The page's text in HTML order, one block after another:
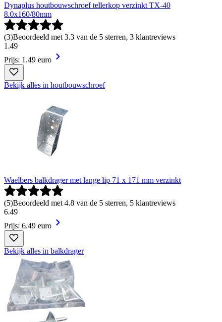
Dynaplus houtbouwschroef tellerkop verzinkt TX-40
8.0x160/80mm
(3)Beoordeeld met 3.3 van de 5 sterren, 3 klantreviews
1 .49
Prijs: 1.49 euro
Bekijk alles in houtbouwschroef
Waelbers balkdrager met lange lip 71 x 171 mm verzinkt
(5)Beoordeeld met 4.8 van de 5 sterren, 5 klantreviews
6.49
Prijs: 6.49 euro
Bekijk alles in balkdrager